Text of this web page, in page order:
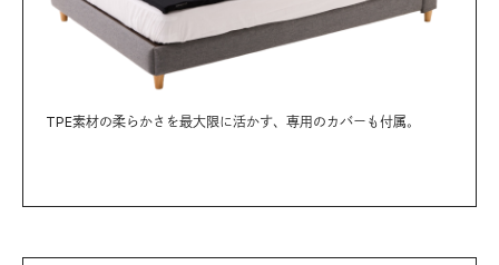
TPE素材の柔らかさを最大限に活かす、専用のカバーも付属。